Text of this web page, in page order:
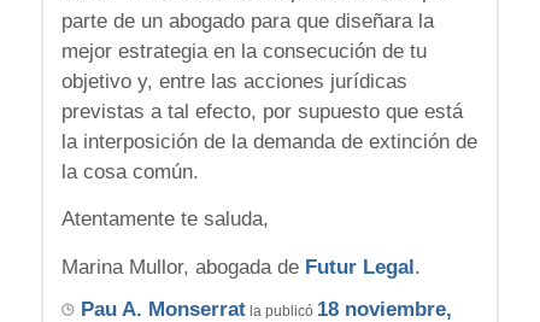
parte de un abogado para que diseñara la
mejor estrategia en la consecución de tu
objetivo y, entre las acciones jurídicas
previstas a tal efecto, por supuesto que está
la interposición de la demanda de extinción de
la cosa común.
Atentamente te saluda,
Marina Mullor, abogada de Futur Legal.
Pau A. Monserratla publicó 18 noviembre,